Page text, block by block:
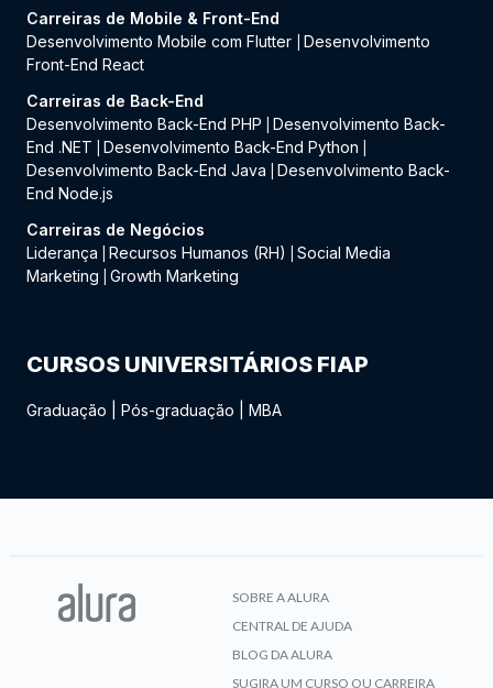
Carreiras de Mobile & Front-End
Desenvolvimento Mobile com Flutter
Desenvolvimento
Front-End React
Carreiras de Back-End
Desenvolvimento Back-End PHP
Desenvolvimento Back-
End .NET
Desenvolvimento Back-End Python
Desenvolvimento Back-End Java
Desenvolvimento Back-
End Node.js
Carreiras de Negócios
Liderança
Recursos Humanos (RH)
Social Media
Marketing
Growth Marketing
CURSOS UNIVERSITÁRIOS FIAP
Graduação Pós-graduação MBA
SOBRE A ALURA
CENTRAL DE AJUDA
BLOG DA ALURA
SUGIRA UM CURSO OU CARREIRA